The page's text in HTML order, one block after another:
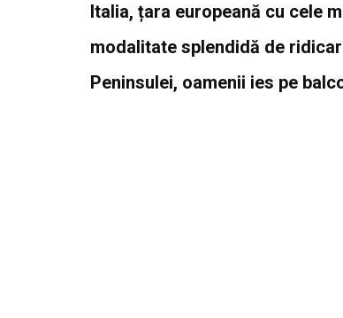
Italia, țara europeană cu cele
modalitate splendidă de
Peninsulei, oamenii ies pe